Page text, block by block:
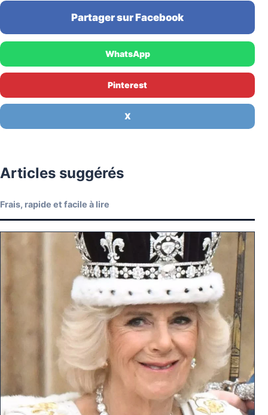
Partager sur Facebook
WhatsApp
Pinterest
X
Articles suggérés
Frais, rapide et facile à lire